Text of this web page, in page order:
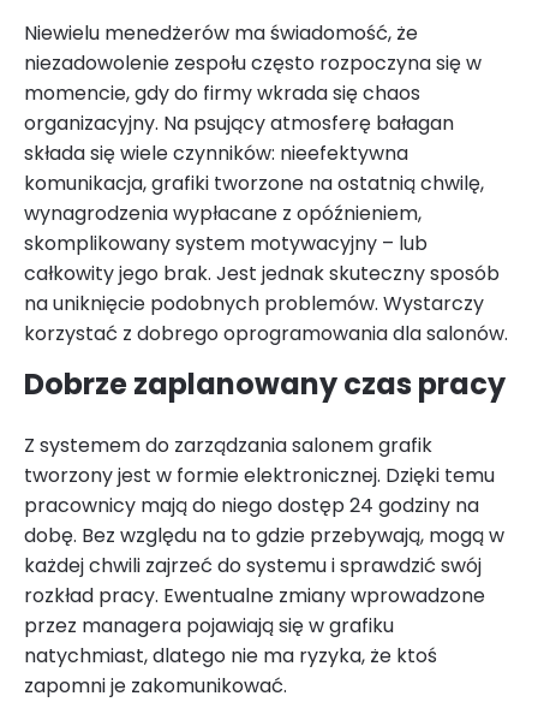
Niewielu menedżerów ma świadomość, że
niezadowolenie zespołu często rozpoczyna się w
momencie, gdy do firmy wkrada się chaos
organizacyjny. Na psujący atmosferę bałagan
składa się wiele czynników: nieefektywna
komunikacja, grafiki tworzone na ostatnią chwilę,
wynagrodzenia wypłacane z opóźnieniem,
skomplikowany system motywacyjny – lub
całkowity jego brak. Jest jednak skuteczny sposób
na uniknięcie podobnych problemów. Wystarczy
korzystać z dobrego oprogramowania dla salonów.
Dobrze zaplanowany czas pracy
Z systemem do zarządzania salonem grafik
tworzony jest w formie elektronicznej. Dzięki temu
pracownicy mają do niego dostęp 24 godziny na
dobę. Bez względu na to gdzie przebywają, mogą w
każdej chwili zajrzeć do systemu i sprawdzić swój
rozkład pracy. Ewentualne zmiany wprowadzone
przez managera pojawiają się w grafiku
natychmiast, dlatego nie ma ryzyka, że ktoś
zapomni je zakomunikować.